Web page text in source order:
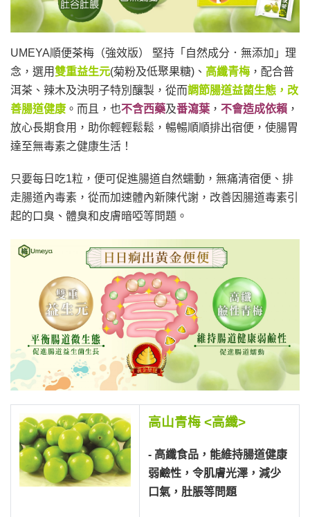
UMEYA順便茶梅（強效版） 堅持「自然成分．無添加」理
念，選用雙重益生元(菊粉及低聚果糖)、 高纖青梅 ，配合普
洱茶、辣木及決明子特別釀製，從而調節腸道益菌生態，改
善腸道健康 。而且，也不含西藥及番瀉葉 ， 不會造成依賴 ，
放心長期食用，助你輕輕鬆鬆，暢暢順順排出宿便，使腸胃
達至無毒素之健康生活！
只要每日吃1粒，便可促進腸道自然蠕動，無痛清宿便、排
走腸道內毒素，從而加速體內新陳代謝，改善因腸道毒素引
起的口臭、體臭和皮膚暗啞等問題。
高山青梅 <高纖>
- 高纖食品，能維持腸道健康
弱鹼性，令肌膚光澤，減少
口氣，肚脹等問題